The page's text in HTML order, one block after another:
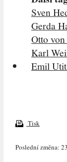
Sven
Gerda
Otto
Karl
Emil
Tisk
Poslední změna: